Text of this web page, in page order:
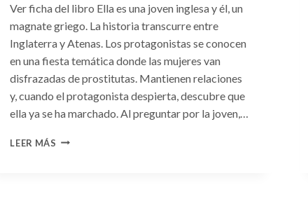
Ver ficha del libro Ella es una joven inglesa y él, un
magnate griego. La historia transcurre entre
Inglaterra y Atenas. Los protagonistas se conocen
en una fiesta temática donde las mujeres van
disfrazadas de prostitutas. Mantienen relaciones
y, cuando el protagonista despierta, descubre que
ella ya se ha marchado. Al preguntar por la joven,…
LEER MÁS CONSULTA